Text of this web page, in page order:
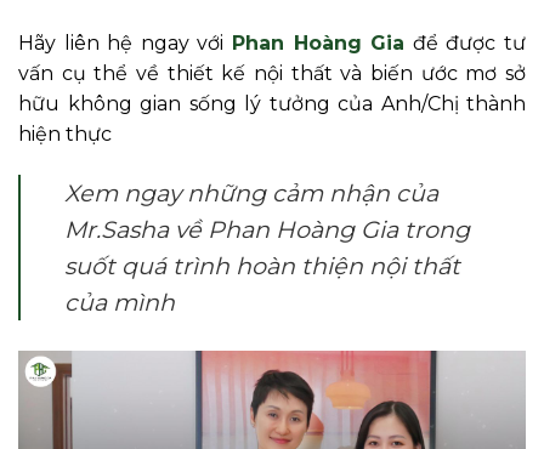
Hãy liên hệ ngay với Phan Hoàng Gia để được tư
vấn cụ thể về thiết kế nội thất và biến ước mơ sở
hữu không gian sống lý tưởng của Anh/Chị thành
hiện thực
Xem ngay những cảm nhận của
Mr.Sasha về Phan Hoàng Gia trong
suốt quá trình hoàn thiện nội thất
của mình